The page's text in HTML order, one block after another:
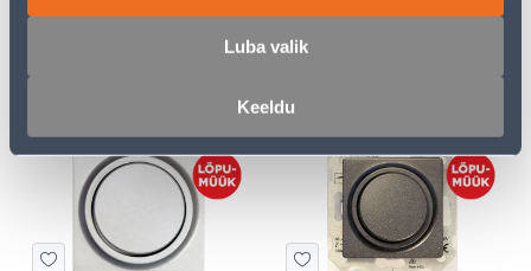
Luba valik
Keeldu
VALG.REG NUPP DELTA
3
VALG.REG NUPP DELTA
LINE VALGE SIEMENS